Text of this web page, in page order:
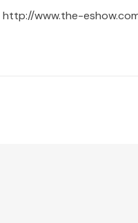
http://www.the-